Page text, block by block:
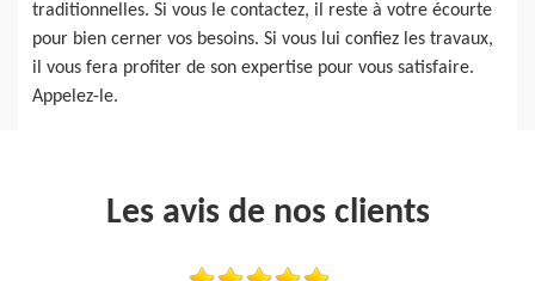
traditionnelles. Si vous le contactez, il reste à votre écourte
pour bien cerner vos besoins. Si vous lui confiez les travaux,
il vous fera profiter de son expertise pour vous satisfaire.
Appelez-le.
Les avis de nos clients